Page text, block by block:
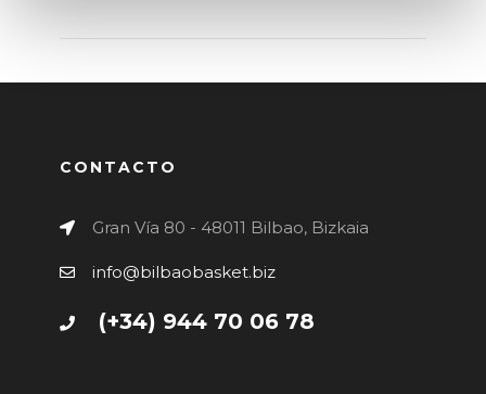
CONTACTO
Gran Vía 80 - 48011 Bilbao, Bizkaia
info@bilbaobasket.biz
(+34) 944 70 06 78